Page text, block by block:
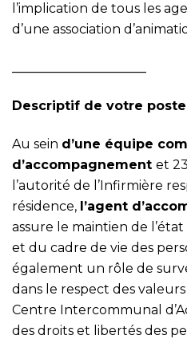
l’implication de tous les
d’une association
Descriptif de votre
Au sein d’une équipe
d’accompagnement et
l’autorité de l’Infirmière
résidence, l’agent
assure le maintien de
et du cadre de vie des
également un rôle de
dans le respect des
Centre Intercommunal
des droits et libertés des